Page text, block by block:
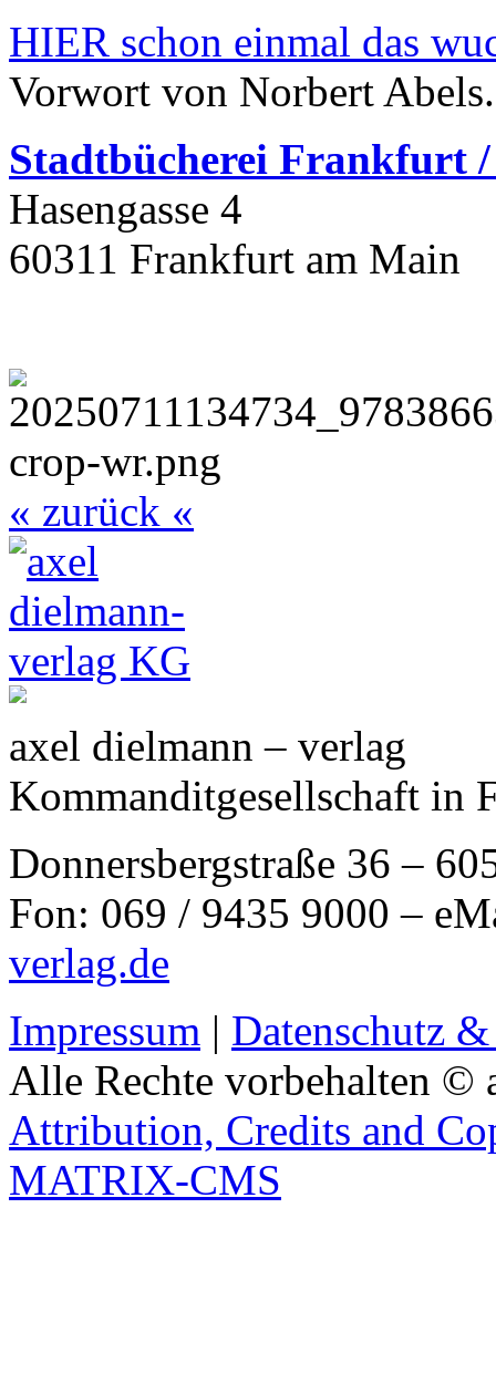
HIER schon einmal das
Vorwort von Norbert Abels.
Stadtbücherei Frankfurt
Hasengasse 4
60311 Frankfurt am Main
« zurück «
axel dielmann – verlag
Kommanditgesellschaft in
Donnersbergstraße 36 –
Fon: 069 / 9435 9000 –
verlag.de
Impressum | Datenschutz
Alle Rechte vorbehalten ©
Attribution, Credits and
MATRIX-CMS